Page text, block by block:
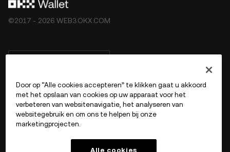
©2017 - 2026 WEB3.OKX.COM
Meer over OKX Web3
Door op “Alle cookies accepteren” te klikken gaat u akkoord
met het opslaan van cookies op uw apparaat voor het
verbeteren van websitenavigatie, het analyseren van
websitegebruik en om ons te helpen bij onze
marketingprojecten.
Alle cookies